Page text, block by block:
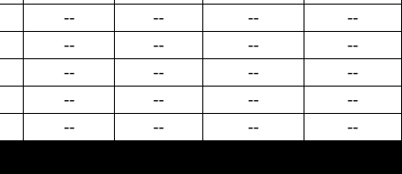
-- -- --
--
-- -- --
--
-- -- --
--
-- -- --
--
-- -- -- --